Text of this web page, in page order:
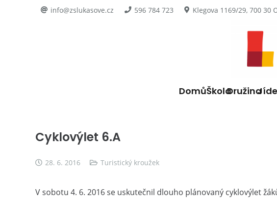
info@zslukasove.cz 596 784 723 Klegova 1169/29, 700 30
DomůŠkolaDružina
Cyklovýlet 6.A
28. 6. 2016 Turistický kroužek
V sobotu 4. 6. 2016 se uskutečnil dlouho plánovaný cyklovýlet